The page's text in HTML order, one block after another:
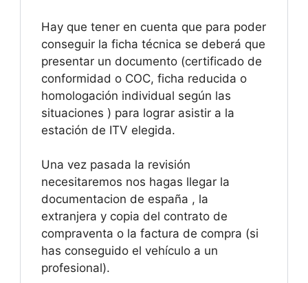
Hay que tener en cuenta que para poder
conseguir la ficha técnica se deberá que
presentar un documento (certificado de
conformidad o COC, ficha reducida o
homologación individual según las
situaciones ) para lograr asistir a la
estación de ITV elegida.
Una vez pasada la revisión
necesitaremos nos hagas llegar la
documentacion de españa , la
extranjera y copia del contrato de
compraventa o la factura de compra (si
has conseguido el vehículo a un
profesional).